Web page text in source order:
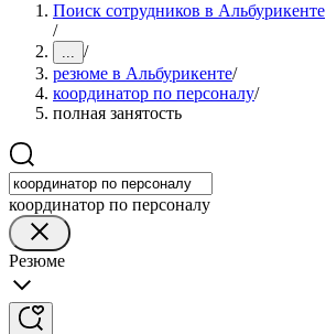
Поиск сотрудников в Альбурикенте
/
... /
резюме в Альбурикенте/
координатор по персоналу/
полная занятость
координатор по персоналу
Резюме